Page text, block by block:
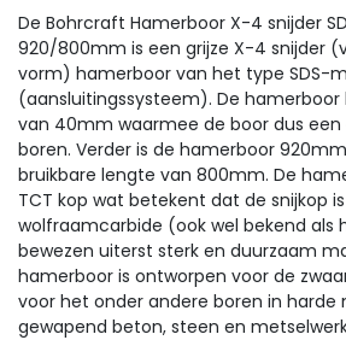
De Bohrcraft Hamerboor X-4 snijder
920/800mm is een grijze X-4 snijder
vorm) hamerboor van het type SDS-
(aansluitingssysteem). De
van 40mm waarmee de boor dus
boren. Verder is de hamerboor
bruikbare lengte van 800mm. De
TCT kop wat betekent dat de snijkop
wolfraamcarbide (ook wel bekend als
bewezen uiterst sterk en duurzaam
hamerboor is ontworpen voor de
voor het onder andere boren in harde
gewapend beton, steen en